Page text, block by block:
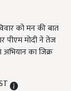
को मन की बात
पीएम मोदी ने तेज
का जिक्र